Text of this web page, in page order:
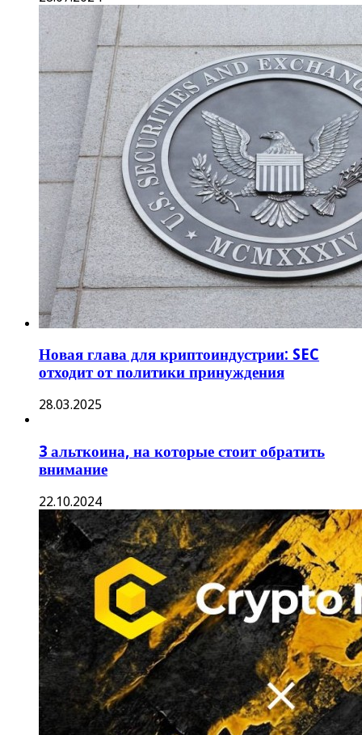
Новая глава для криптоиндустрии: SEC
отходит от политики принуждения
28.03.2025
3 альткоина, на которые стоит обратить
внимание
22.10.2024